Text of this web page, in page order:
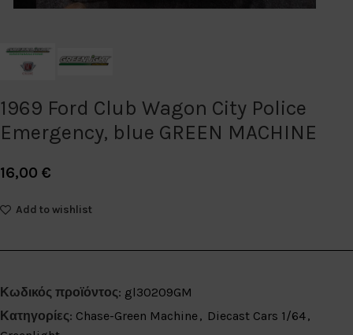
1969 Ford Club Wagon City Police
Emergency, blue GREEN MACHINE
16,00 €
Add to wishlist
Κωδικός προϊόντος: gl30209GM
Κατηγορίες: Chase-Green Machine , Diecast Cars 1/64,